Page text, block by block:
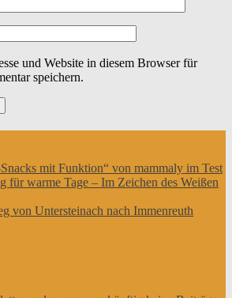
und Website in diesem Browser für
speichern.
mit Funktion“ von mammaly im Test
für warme Tage – Im Zeichen des Weißen
von Untersteinach nach Immenreuth